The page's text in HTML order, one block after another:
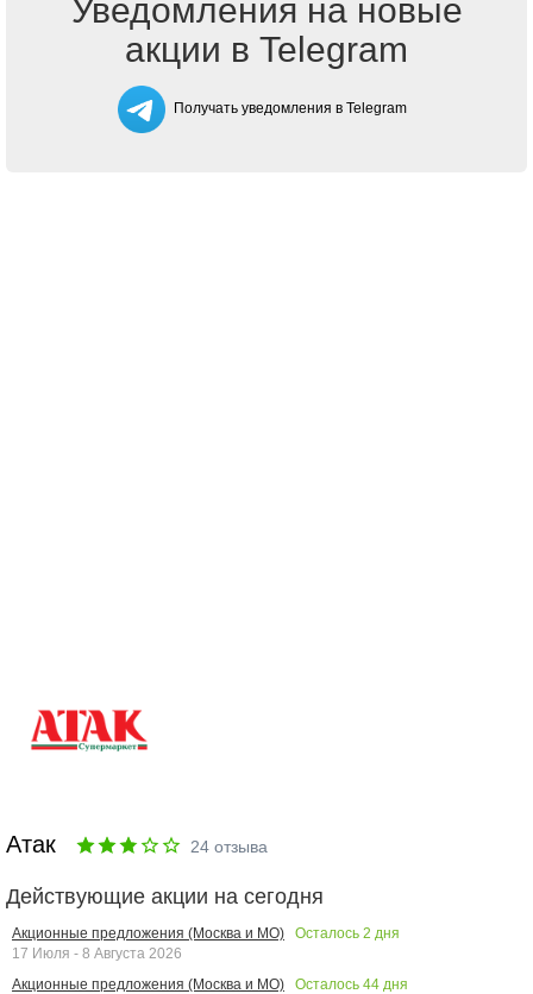
Уведомления на новые
акции в Telegram
Получать уведомления в Telegram
Атак 24 отзыва
Действующие акции на сегодня
Акционные предложения (Москва и МО) Осталось 2 дня
17 Июля - 8 Августа 2026
Акционные предложения (Москва и МО)
Осталось 44 дня